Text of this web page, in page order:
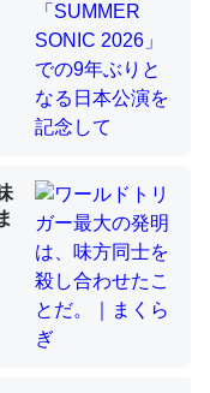
まに覗いてる。ぼ
中かが分かるので
と僕。ITツール導入で
by LIFULL介護